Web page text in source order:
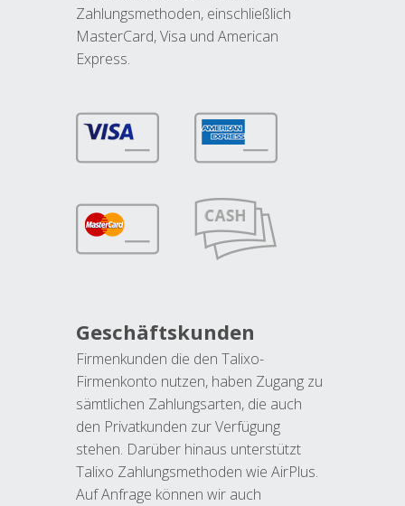
Zahlungsmethoden, einschließlich
MasterCard, Visa und American
Express.
Geschäftskunden
Firmenkunden die den Talixo-
Firmenkonto nutzen, haben Zugang zu
sämtlichen Zahlungsarten, die auch
den Privatkunden zur Verfügung
stehen. Darüber hinaus unterstützt
Talixo Zahlungsmethoden wie AirPlus.
Auf Anfrage können wir auch